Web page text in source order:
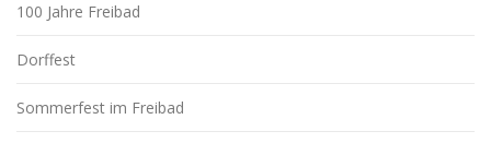
100 Jahre Freibad
Dorffest
Sommerfest im Freibad